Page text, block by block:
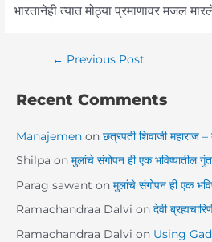
भारतानेही त्यात मोठ्या प्रमाणावर मजल
← Previous Post
Recent Comments
Manajemenon छत्रपती शिवाजी महाराज
Shilpa on मुलांचे संगोपन ही एक भविष्यातील
Parag sawant on मुलांचे संगोपन ही एक
Ramachandraa Dalvi on देवी
Ramachandraa Dalvi on Using